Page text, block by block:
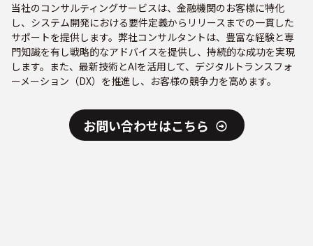
当社のコンサルティングサービスは、金融機関のお客様に特化
し、システム開発における要件定義からリリースまでの一貫した
サポートを提供します。弊社コンサルタントは、豊富な経験と専
門知識を有し戦略的なアドバイスを提供し、持続的な成功を実現
します。また、最新技術とAIを活用して、デジタルトランスフォ
ーメーション（DX）を推進し、お客様の競争力を高めます。
お問い合わせはこちら